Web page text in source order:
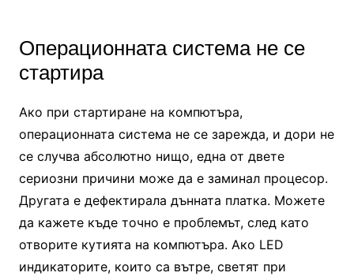
Операционната система не се
стартира
Ако при стартиране на компютъра,
операционната система не се зарежда, и дори не
се случва абсолютно нищо, една от двете
сериозни причини може да е заминал процесор.
Другата е дефектирала дънната платка. Можете
да кажете къде точно е проблемът, след като
отворите кутията на компютъра. Ако LED
индикаторите, които са вътре, светят при